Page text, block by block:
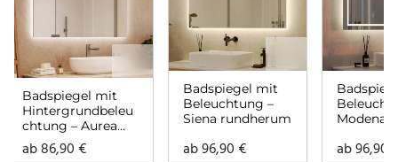
Badspiegel mit
Hintergrundbeleu
chtung – Aurea
rundherum
ab86,90€
Badspiegel mit
Beleuchtung –
Siena rundherum
ab96,90€
Modena
ab96,90